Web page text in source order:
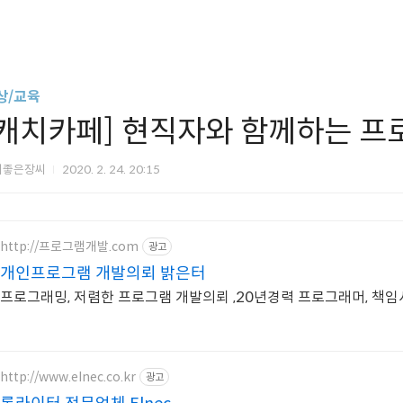
/교육
치카페] 현직자와 함께하는 프
은장씨 2020. 2. 24. 20:15
http://프로그램개발.com 광고
개인프로그램 개발의뢰 밝은터
프로그래밍, 저렴한 프로그램 개발의뢰 ,20년경력 프로그래머, 책임
http://www.elnec.co.kr 광고